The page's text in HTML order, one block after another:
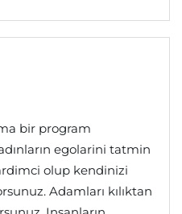
bir program
egolarini tatmin
olup kendinizi
Adamları kılıktan